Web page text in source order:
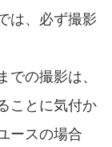
は、必ず撮影
での撮影は、
ことに気付か
ースの場合